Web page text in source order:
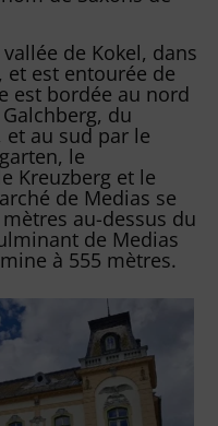
de Kokel, dans
et est entourée de
est bordée au nord
du
et au sud par le
le
Kreuzberg et le
de Medias se
au-dessus du
de Medias
à 555 mètres.